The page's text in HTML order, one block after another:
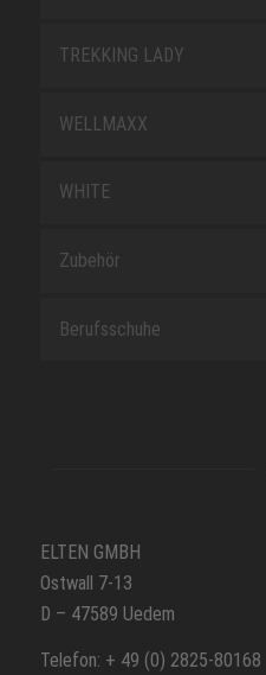
TREKKING LADY
WELLMAXX
WHITE
Zubehör
Berufsschuhe
ELTEN GMBH
Ostwall 7-13
D – 47589 Uedem
Telefon: + 49 (0) 2825-80168